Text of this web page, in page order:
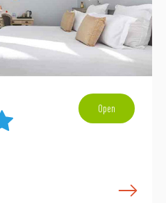
Open